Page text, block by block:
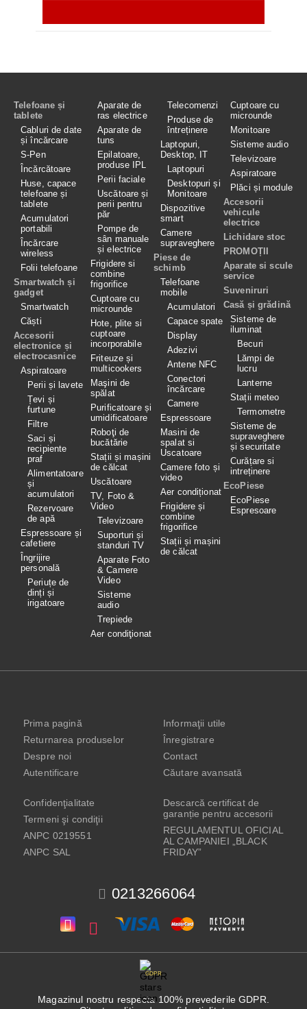
Telefoane și
tablete
Cabluri de date
și încărcare
S-Pen
Încărcătoare
Huse, capace
telefoane și
tablete
Acumulatori
portabili
Încărcare
wireless
Folii telefoane
Smartwatch și
gadget
Smartwatch
Căști
Accesorii
electronice și
electrocasnice
Aspiratoare
Perii și lavete
Țevi și
furtune
Filtre
Saci și
recipiente
praf
Alimentatoare
și
acumulatori
Rezervoare
de apă
Espressoare și
cafetiere
Îngrijire
personală
Periuțe de
dinți și
irigatoare
Aparate de
ras electrice
Aparate de
tuns
Epilatoare,
produse IPL
Perii faciale
Uscătoare și
perii pentru
păr
Pompe de
sân manuale
și electrice
Frigidere si
combine
frigorifice
Cuptoare cu
microunde
Hote, plite si
cuptoare
incorporabile
Friteuze și
multicookers
Maşini de
spălat
Purificatoare și
umidificatoare
Roboţi de
bucătărie
Stații și mașini
de călcat
Uscătoare
TV, Foto &
Video
Televizoare
Suporturi și
standuri TV
Aparate Foto
& Camere
Video
Sisteme
audio
Trepiede
Aer condiţionat
Telecomenzi
Produse de
întreținere
Laptopuri,
Desktop, IT
Laptopuri
Desktopuri și
Monitoare
Dispozitive
smart
Camere
supraveghere
Piese de
schimb
Telefoane
mobile
Acumulatori
Capace spate
Display
Adezivi
Antene NFC
Conectori
încărcare
Camere
Espressoare
Masini de
spalat si
Uscatoare
Camere foto și
video
Aer condiționat
Frigidere și
combine
frigorifice
Stații și mașini
de călcat
Cuptoare cu
microunde
Monitoare
Sisteme audio
Televizoare
Aspiratoare
Plăci și module
Accesorii
vehicule
electrice
Lichidare stoc
PROMOȚII
Aparate si scule
service
Suveniruri
Casă și grădină
Sisteme de
iluminat
Becuri
Lămpi de
lucru
Lanterne
Stații meteo
Termometre
Sisteme de
supraveghere
și securitate
Curățare si
intreținere
EcoPiese
EcoPiese
Espresoare
0213266064
Prima pagină
Returnarea produselor
Despre noi
Autentificare
Informaţii utile
Înregistrare
Contact
Căutare avansată
Confidenţialitate
Termeni şi condiţii
ANPC 0219551
ANPC SAL
Descarcă certificat de
garanție pentru accesorii
REGULAMENTUL OFICIAL
AL CAMPANIEI „BLACK
FRIDAY”
GDPR
Magazinul nostru respecta 100% prevederile GDPR.